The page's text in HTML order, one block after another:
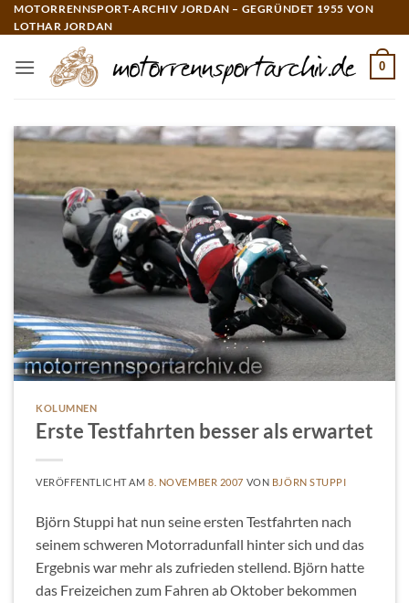
Zum
Inhalt
MOTORRENNSPORT-ARCHIV JORDAN – GEGRÜNDET 1955 VON
LOTHAR JORDAN
0
KOLUMNEN
Erste Testfahrten besser als erwartet
VERÖFFENTLICHT AM8. NOVEMBER 2007 VON BJÖRN STUPPI
Björn Stuppi hat nun seine ersten Testfahrten nach
seinem schweren Motorradunfall hinter sich und das
Ergebnis war mehr als zufrieden stellend. Björn hatte
das Freizeichen zum Fahren ab Oktober bekommen